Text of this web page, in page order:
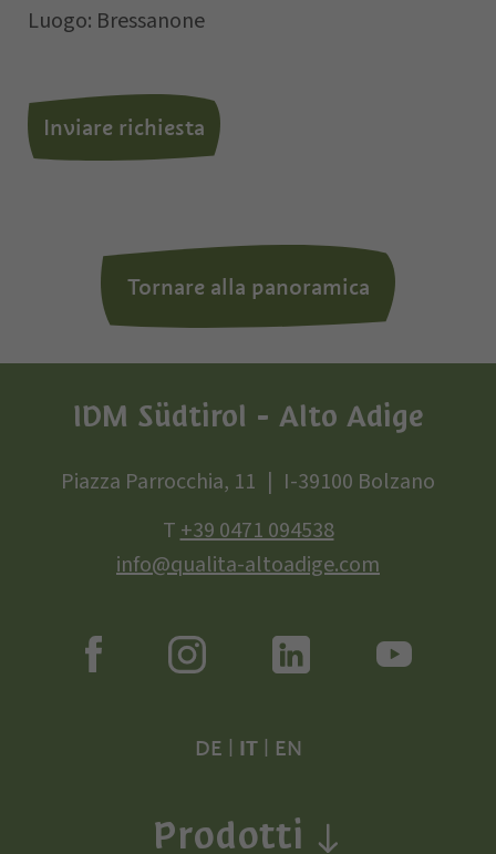
Luogo: Bressanone
Inviare richiesta
Tornare alla panoramica
autorizzo il Titolare al trattamento dei
*= campi obbligatori
IDM Südtirol - Alto Adige
Piazza Parrocchia, 11
I-39100 Bolzano
T+39 0471 094538
info@qualita-altoadige.com
DE IT| EN
Prodotti